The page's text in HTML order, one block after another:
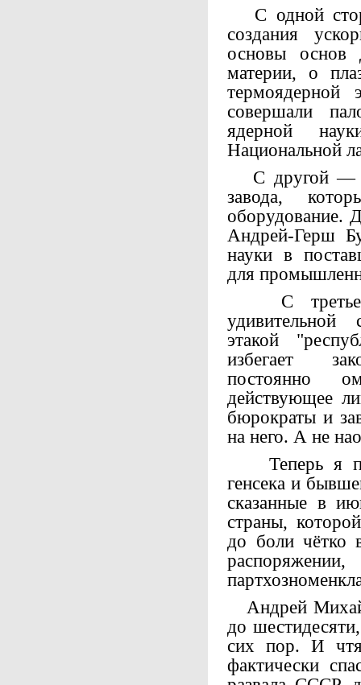
С одной
создания
основы
материи, о
совершали
ядерной
Национальной
С другой —
завода,
оборудование.
Андрей-Герш
науки в
для
С
удивительной
этакой
избегает
постоянно
действующее
бюрократы и
на него. А не
Теперь я
генсека и
сказанные в
страны,
до боли чётко
Андрей
до
сих пор. И
фактически